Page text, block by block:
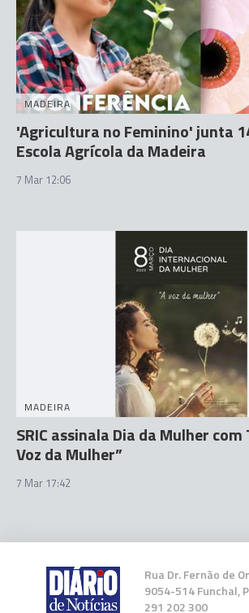
MADEIRA
'Agricultura no Feminino' junta
Escola Agrícola da Madeira
7 Mar 12:06
MADEIRA
SRIC assinala Dia da Mulher
Voz da Mulher”
7 Mar 17:42
Rua Dr. Fernão de
9054-514 Funchal,
291 202 300